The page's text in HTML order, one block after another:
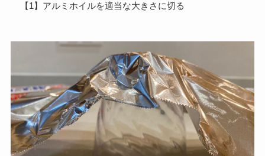
【1】アルミホイルを適当な大きさに切る